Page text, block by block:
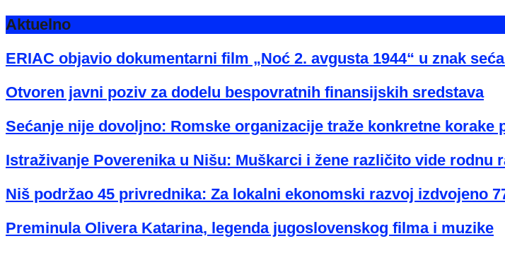
Aktuelno
ERIAC objavio dokumentarni film „Noć 2. avgusta 1944“ u znak
Otvoren javni poziv za dodelu bespovratnih finansijskih sredstava
Sećanje nije dovoljno: Romske organizacije traže konkretne
Istraživanje Poverenika u Nišu: Muškarci i žene različito vide rodnu
Niš podržao 45 privrednika: Za lokalni ekonomski razvoj izdvojeno
Preminula Olivera Katarina, legenda jugoslovenskog filma i muzike